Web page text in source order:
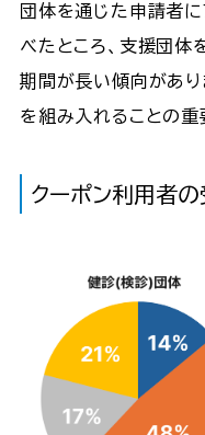
団体を通じた申請者に
べたところ、支援団体
期間が長い傾向があ
を組み入れることの重
クーポン利用者の